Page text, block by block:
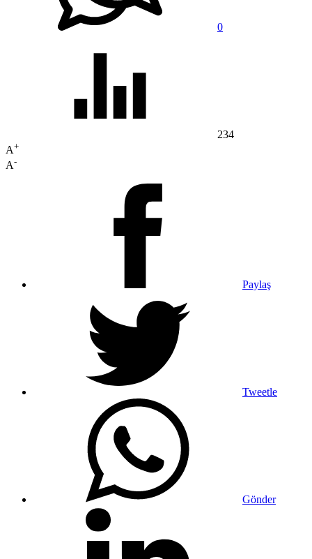
0
234
A+
A-
Paylaş
Tweetle
Gönder